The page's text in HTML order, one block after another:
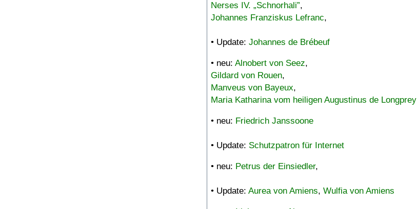
Nerses IV. „Schnorhali”,
Johannes Franziskus Lefranc,
• Update: Johannes de Brébeuf
• neu: Alnobert von Seez,
Gildard von Rouen,
Manveus von Bayeux,
Maria Katharina vom heiligen Augustinus de Longprey
• neu: Friedrich Janssoone
• Update: Schutzpatron für Internet
• neu: Petrus der Einsiedler,
• Update: Aurea von Amiens, Wulfia von Amiens